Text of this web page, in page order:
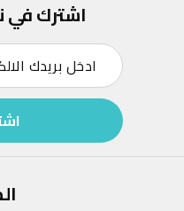
اشترك في